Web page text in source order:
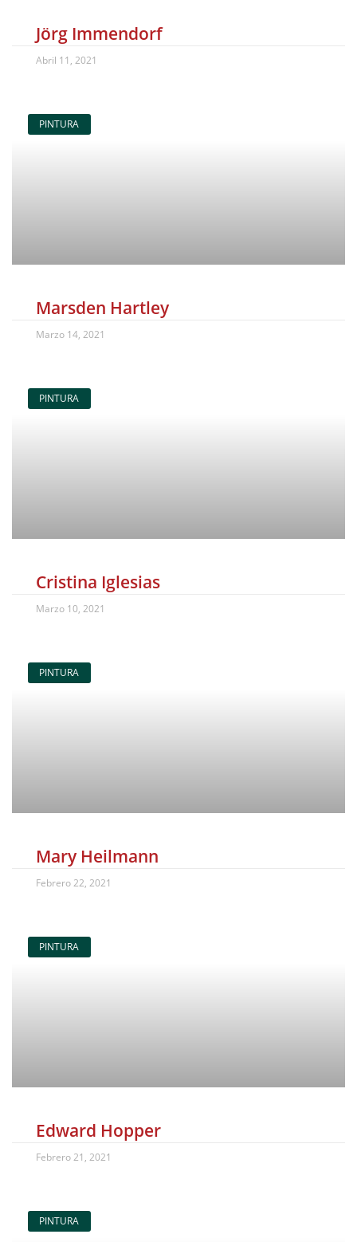
Jörg Immendorf
Abril 11, 2021
PINTURA
Marsden Hartley
Marzo 14, 2021
PINTURA
Cristina Iglesias
Marzo 10, 2021
PINTURA
Mary Heilmann
Febrero 22, 2021
PINTURA
Edward Hopper
Febrero 21, 2021
PINTURA